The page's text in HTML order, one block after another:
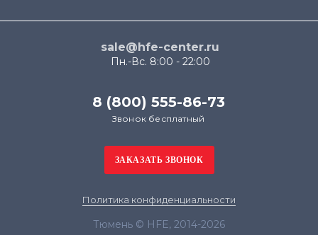
sale@hfe-center.ru
Пн.-Вс. 8:00 - 22:00
8 (800) 555-86-73
Звонок бесплатный
Политика конфиденциальности
Тюмень © HFE, 2014-2026